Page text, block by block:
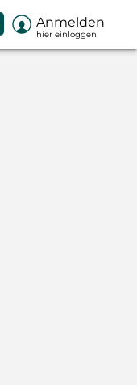
 Anmelden
hier einloggen